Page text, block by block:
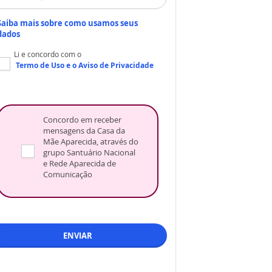
mais sobre como usamos seus
Li e concordo com o
Termo de Usoe oAviso de Privacidade
Concordo em receber
mensagens da Casa da
Mãe Aparecida, através do
grupo Santuário Nacional
e Rede Aparecida de
Comunicação
ENVIAR